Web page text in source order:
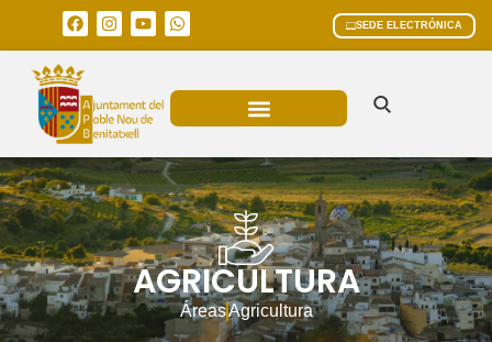
SEDE ELECTRÓNICA
AGRICULTURA
ÁreasAgricultura